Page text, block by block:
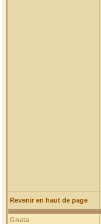
Revenir en haut de page
Gnata